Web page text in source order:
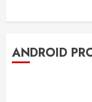
ANDROID